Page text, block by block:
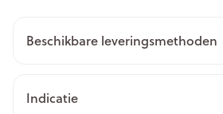
Beschikbare leveringsmethoden
Indicatie